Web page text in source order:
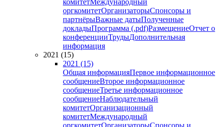
комитетМеждународный
оргкомитетОрганизаторыСпонсоры и
партнёрыВажные датыПолученные
докладыПрограмма (.pdf)РазмещениеОтчет о
конференцииТрудыДополнительная
информация
2021 (15)
2021 (15)
Общая информацияПервое информационное
сообщениеВторое информационное
сообщениеТретье информационное
сообщениеНаблюдательный
комитетОрганизационный
комитетМеждународный
оргкомитетОрганизаторыСпонсоры и